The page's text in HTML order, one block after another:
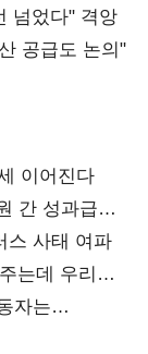
넘었다" 격앙
공급도 논의"
이어진다
간 성과급
스 사태 여파
는데 우리는
하기
자는